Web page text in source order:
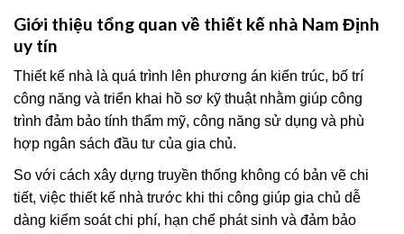
Giới thiệu tổng quan về thiết kế nhà Nam Định
uy tín
Thiết kế nhà là quá trình lên phương án kiến trúc, bố trí
công năng và triển khai hồ sơ kỹ thuật nhằm giúp công
trình đảm bảo tính thẩm mỹ, công năng sử dụng và phù
hợp ngân sách đầu tư của gia chủ.
So với cách xây dựng truyền thống không có bản vẽ chi
tiết, việc thiết kế nhà trước khi thi công giúp gia chủ dễ
dàng kiểm soát chi phí, hạn chế phát sinh và đảm bảo